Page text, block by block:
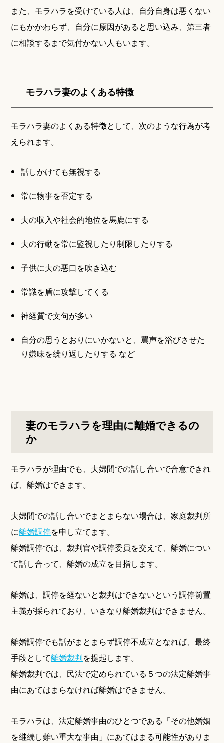
また、モラハラを受けている人は、自分自身は悪くない
にもかかわらず、自分に原因があると思い込み、第三者
に相談するまで気付かない人もいます。
モラハラ妻のよくある特徴
モラハラ妻のよくある特徴として、次のような行為が考
えられます。
話しかけても無視する
常に物事を否定する
夫の収入や社会的地位を馬鹿にする
夫の行動を常に監視したり制限したりする
子供に夫の悪口を吹き込む
常識を盾に攻撃してくる
神経質で文句が多い
自分の思うとおりにいかないと、罵声を浴びさせた
り嫌味を繰り返したりする など
妻のモラハラを理由に離婚できるの
か
モラハラが理由でも、夫婦間での話し合いで合意できれ
ば、離婚はできます。
夫婦間での話し合いでまとまらない場合は、家庭裁判所
に離婚調停を申し立てます。
離婚調停では、裁判官や調停委員を交えて、離婚につい
て話し合って、離婚の成立を目指します。
離婚は、調停を経ないと裁判はできないという調停前置
主義が採られており、いきなり離婚裁判はできません。
離婚調停でも話がまとまらず調停不成立となれば、最終
手段として離婚裁判を提起します。
離婚裁判では、民法で定められている５つの法定離婚事
由にあてはまらなければ離婚はできません。
モラハラは、法定離婚事由のひとつである「その他婚姻
を継続し難い重大な事由」にあてはまる可能性がありま